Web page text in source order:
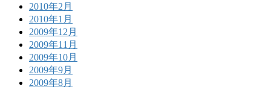
2010年2月
2010年1月
2009年12月
2009年11月
2009年10月
2009年9月
2009年8月